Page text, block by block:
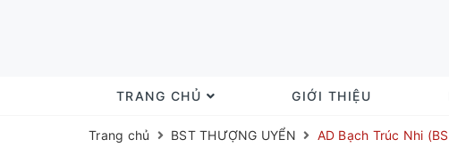
TRANG CHỦ GIỚI THIỆU
Trang chủ BST THƯỢNG UYỂN AD Bạch Trúc Nhi